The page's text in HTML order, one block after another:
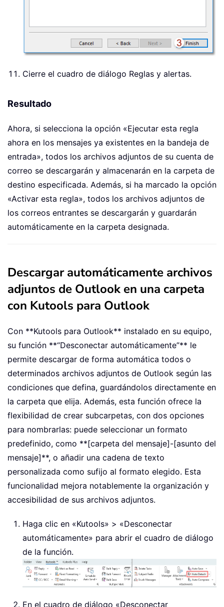
Cierre el cuadro de diálogo Reglas y alertas.
Resultado
Ahora, si selecciona la opción «Ejecutar esta regla
ahora en los mensajes ya existentes en la bandeja de
entrada», todos los archivos adjuntos de su cuenta de
correo se descargarán y almacenarán en la carpeta de
destino especificada. Además, si ha marcado la opción
«Activar esta regla», todos los archivos adjuntos de
los correos entrantes se descargarán y guardarán
automáticamente en la carpeta designada.
Descargar automáticamente archivos
adjuntos de Outlook en una carpeta
con Kutools para Outlook
Con **Kutools para Outlook** instalado en su equipo,
su función **“Desconectar automáticamente”** le
permite descargar de forma automática todos o
determinados archivos adjuntos de Outlook según las
condiciones que defina, guardándolos directamente en
la carpeta que elija. Además, esta función ofrece la
flexibilidad de crear subcarpetas, con dos opciones
para nombrarlas: puede seleccionar un formato
predefinido, como **[carpeta del mensaje]-[asunto del
mensaje]**, o añadir una cadena de texto
personalizada como sufijo al formato elegido. Esta
funcionalidad mejora notablemente la organización y
accesibilidad de sus archivos adjuntos.
Haga clic en «Kutools» > «Desconectar
automáticamente» para abrir el cuadro de diálogo
de la función.
En el cuadro de diálogo «Desconectar